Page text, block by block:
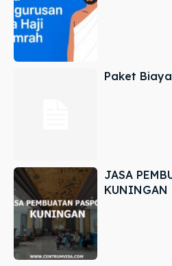
Paket
JASA
KUNINGAN